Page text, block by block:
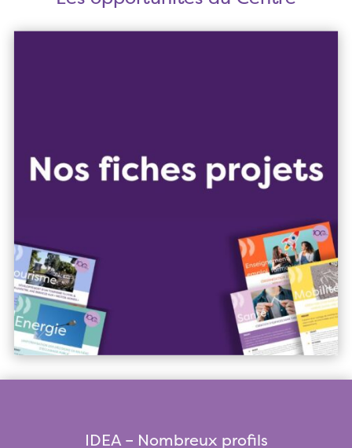
IDEA – Nombreux profils